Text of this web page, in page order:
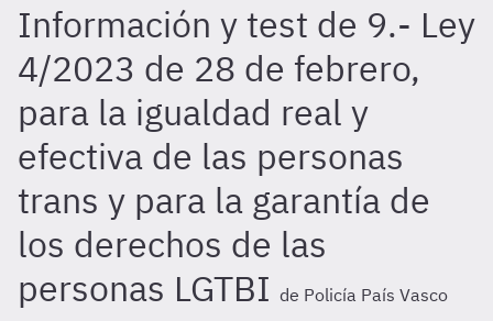
Información y test de 9.- Ley
4/2023 de 28 de febrero,
para la igualdad real y
efectiva de las personas
trans y para la garantía de
los derechos de las
personas LGTBI de Policía País Vasco